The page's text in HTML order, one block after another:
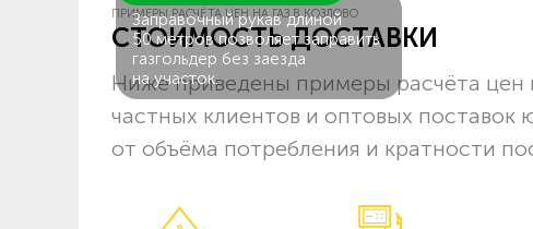
Заправочный рукав длиной
50 метров позволяет заправить
газгольдер без заезда
на участок.
ПРИМЕРЫ РАСЧЁТА ЦЕН НА ГАЗ В КОЗЛОВО
СТОИМОСТЬ ДОСТАВКИ
Ниже приведены примеры расчёта цен
частных клиентов и оптовых
от объёма потребления и кратности